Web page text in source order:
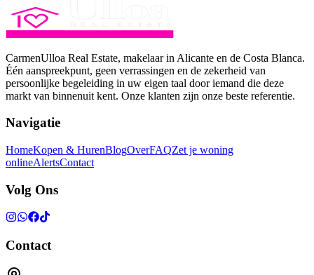
CarmenUlloa Real Estate, makelaar in Alicante en de Costa Blanca.
Één aanspreekpunt, geen verrassingen en de zekerheid van
persoonlijke begeleiding in uw eigen taal door iemand die deze
markt van binnenuit kent. Onze klanten zijn onze beste referentie.
Navigatie
HomeKopen & HurenBlogOverFAQZet je woning
onlineAlertsContact
Volg Ons
Contact